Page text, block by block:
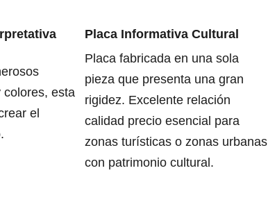
colores, esta
el
Placa Informativa Cultural
Placa fabricada en una sola
pieza que presenta una gran
rigidez. Excelente relación
calidad precio esencial para
zonas turísticas o zonas urbanas
con patrimonio cultural.